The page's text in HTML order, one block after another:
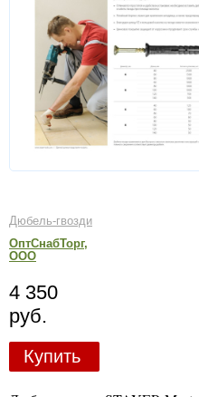
Дюбель-гвозди
ОптСнабТорг,
ООО
4 350
руб.
Купить